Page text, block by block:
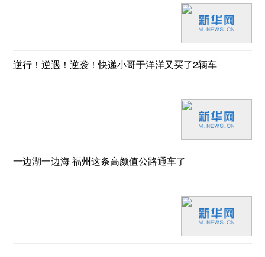
逆行！逆遇！逆袭！快递小哥于洋洋又买了2辆车
一边湖一边海 福州这条高颜值公路通车了